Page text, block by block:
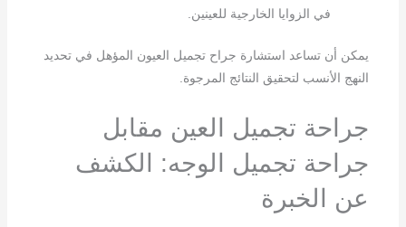
في الزوايا الخارجية للعينين.
يمكن أن تساعد استشارة جراح تجميل العيون المؤهل في تحديد
النهج الأنسب لتحقيق النتائج المرجوة.
جراحة تجميل العين مقابل
جراحة تجميل الوجه: الكشف
عن الخبرة